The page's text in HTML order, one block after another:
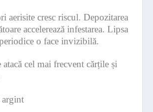
aerisite cresc riscul. Depozitarea
accelerează infestarea. Lipsa
o face invizibilă.
atacă cel mai frecvent cărțile și
argint